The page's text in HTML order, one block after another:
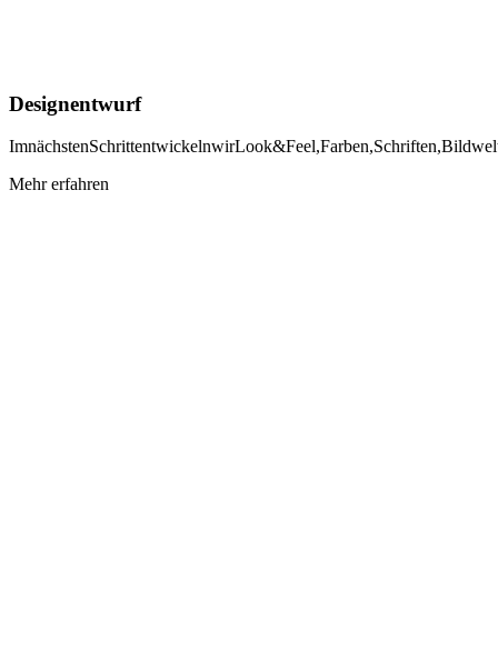
Designentwurf
ImnächstenSchrittentwickelnwirLook&Feel,Farben,Schriften,
Mehr erfahren